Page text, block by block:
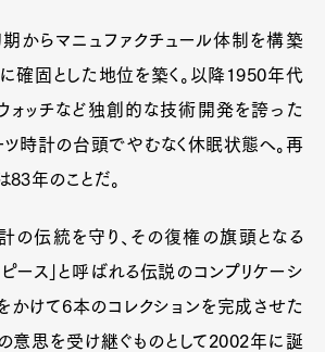
からマニュファクチュール体制を構築
に確固とした地位を築く。以降1950年代
ォッチなど独創的な技術開発を誇った
ツ時計の台頭でやむなく休眠状態へ。再
年のことだ。
の伝統を守り、その復権の旗頭となる
ピース」と呼ばれる伝説のコンプリケーシ
かけて6本のコレクションを完成させた
の意思を受け継ぐものとして2002年に誕